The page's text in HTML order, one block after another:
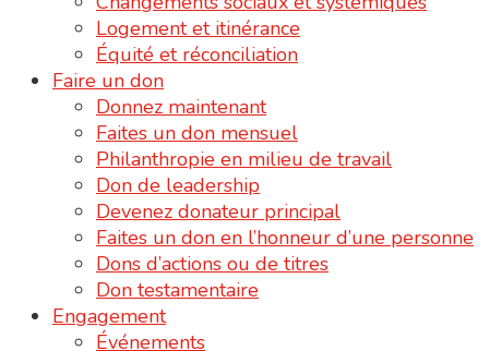
Logement et itinérance
Équité et réconciliation
Faire un don
Donnez maintenant
Faites un don mensuel
Philanthropie en milieu de travail
Don de leadership
Devenez donateur principal
Faites un don en l’honneur d’une personne
Dons d’actions ou de titres
Don testamentaire
Engagement
Événements